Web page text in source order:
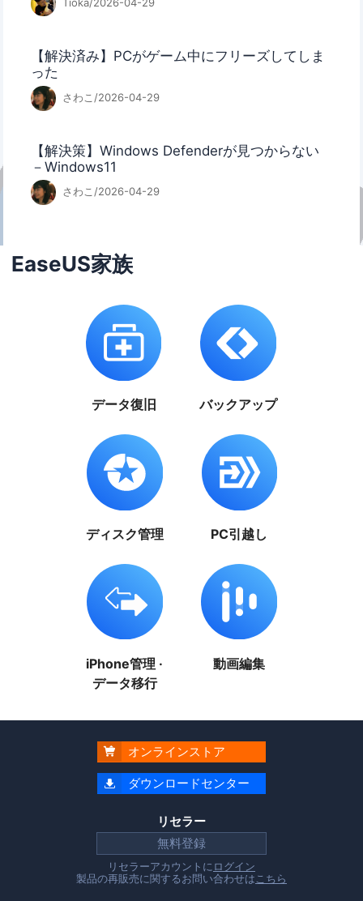
【解決済み】PCがゲーム中にフリーズしてしま
った
さわこ/2026-04-29
【解決策】Windows Defenderが見つからない
－Windows11
さわこ/2026-04-29
EaseUS家族
データ復旧 バックアップ
ディスク管理 PC引越し
iPhone管理 ·
データ移行
動画編集
 オンラインストア
 ダウンロードセンター
リセラー
無料登録
リセラーアカウントに ログイン
製品の再販売に関するお問い合わせは こちら